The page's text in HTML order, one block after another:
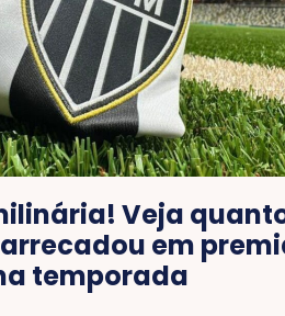
Veja
em
temporada